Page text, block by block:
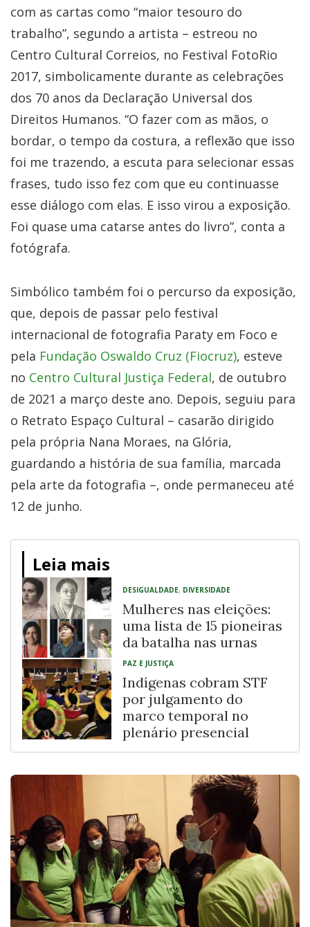
com as cartas como “maior tesouro do
trabalho”, segundo a artista – estreou no
Centro Cultural Correios, no Festival FotoRio
2017, simbolicamente durante as celebrações
dos 70 anos da Declaração Universal dos
Direitos Humanos. “O fazer com as mãos, o
bordar, o tempo da costura, a reflexão que isso
foi me trazendo, a escuta para selecionar essas
frases, tudo isso fez com que eu continuasse
esse diálogo com elas. E isso virou a exposição.
Foi quase uma catarse antes do livro”, conta a
fotógrafa.
Simbólico também foi o percurso da exposição,
que, depois de passar pelo festival
internacional de fotografia Paraty em Foco e
pela Fundação Oswaldo Cruz (Fiocruz), esteve
no Centro Cultural Justiça Federal, de outubro
de 2021 a março deste ano. Depois, seguiu para
o Retrato Espaço Cultural – casarão dirigido
pela própria Nana Moraes, na Glória,
guardando a história de sua família, marcada
pela arte da fotografia –, onde permaneceu até
12 de junho.
Leia mais
DESIGUALDADE, DIVERSIDADE
Mulheres nas eleições:
uma lista de 15 pioneiras
da batalha nas urnas
PAZ E JUSTIÇA
Indígenas cobram STF
por julgamento do
marco temporal no
plenário presencial